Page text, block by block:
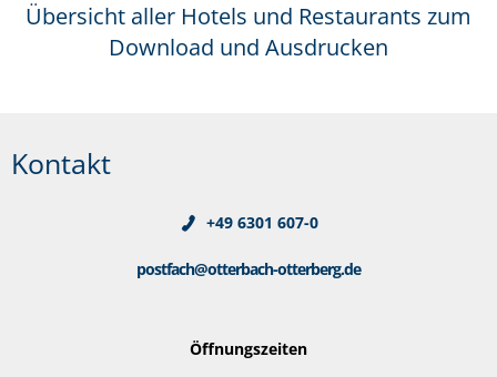
Übersicht aller Hotels und Restaurants zum
Download und Ausdrucken
Kontakt
+49 6301 607-0
postfach@otterbach-otterberg.de
Öffnungszeiten